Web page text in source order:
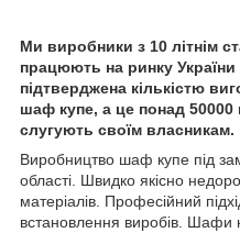
Ми виробники з 10 літнім
працюють на ринку України
підтверджена кількістю
шаф купе, а це понад 50000
слугують своїм власникам.
Виробництво шаф купе під
області. Швидко якісно
матеріалів. Професійний
встановлення виробів. Шафи